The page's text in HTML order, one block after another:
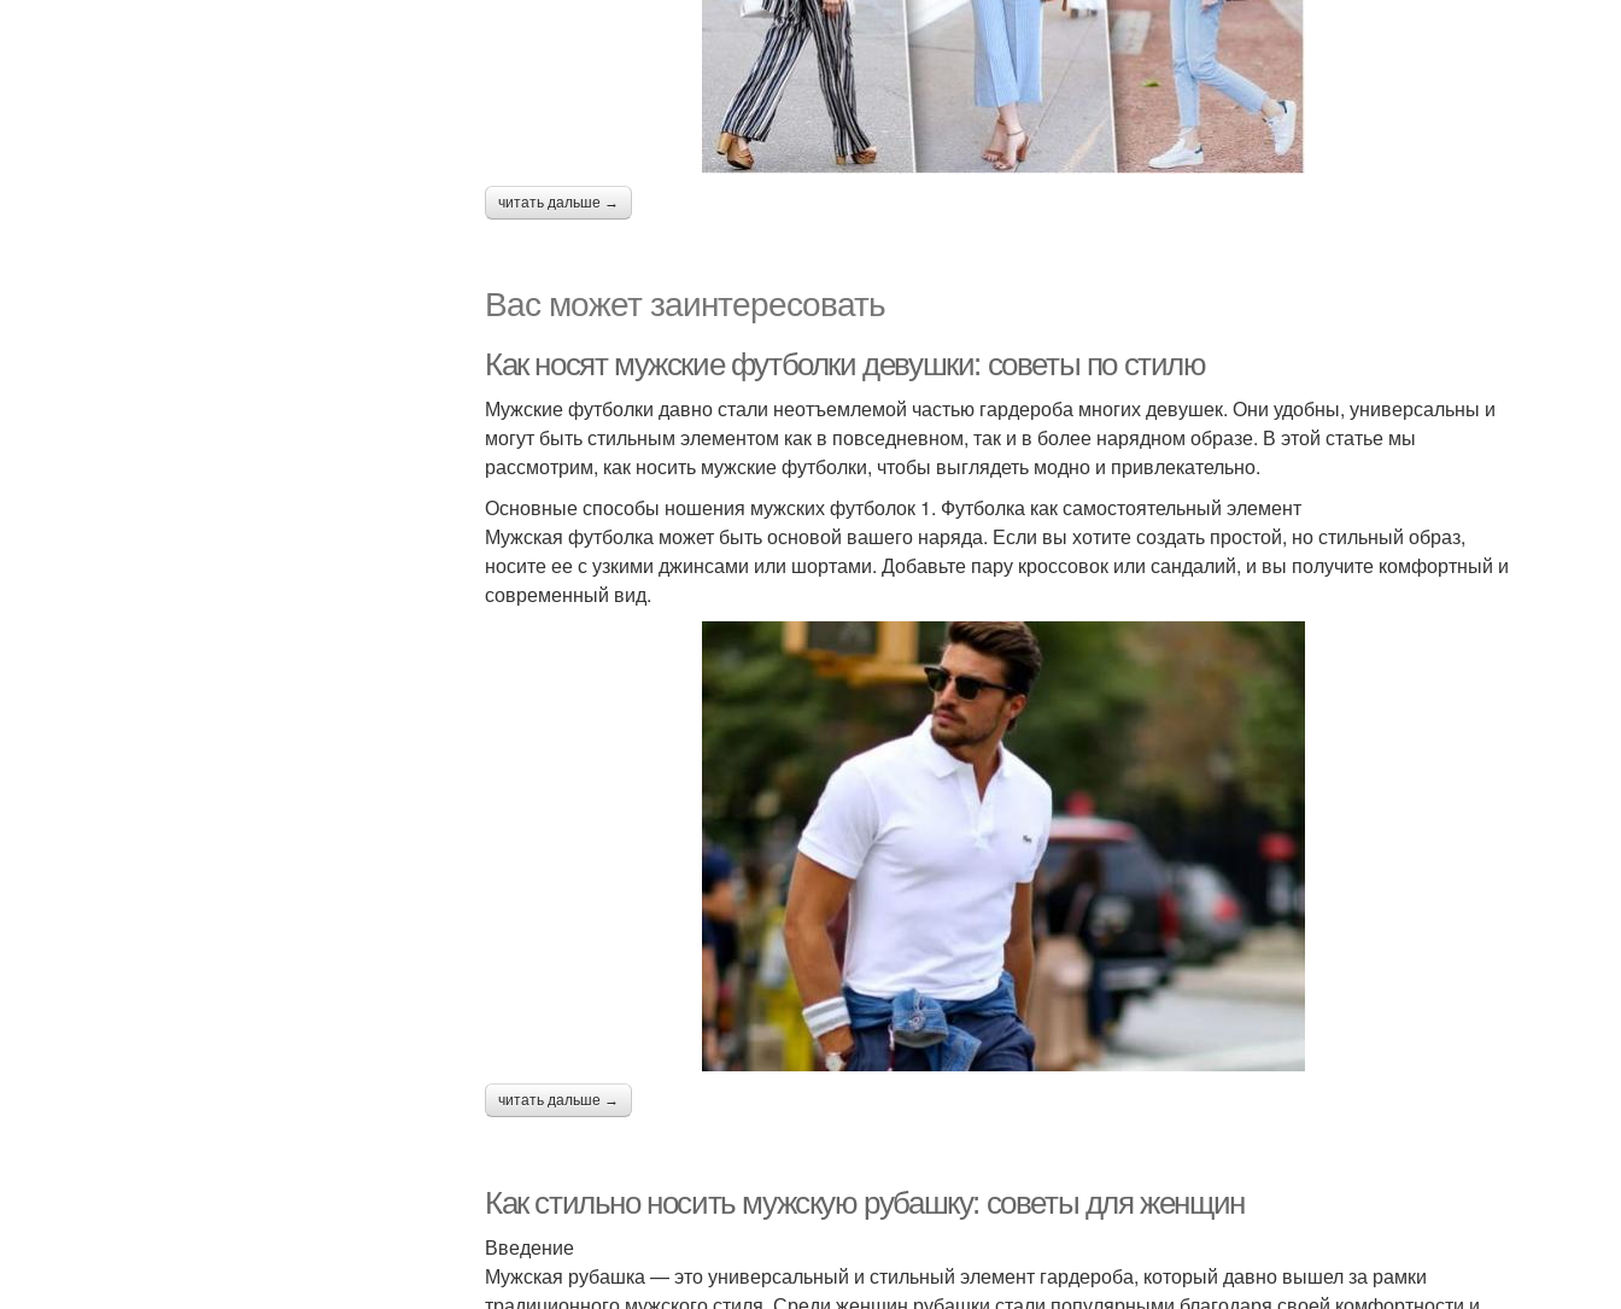
читать дальше →
Вас может заинтересовать
Как носят мужские футболки девушки: советы по стилю
Мужские футболки давно стали неотъемлемой частью гардероба многих девушек. Они удобны, универсальны и
могут быть стильным элементом как в повседневном, так и в более нарядном образе. В этой статье мы
рассмотрим, как носить мужские футболки, чтобы выглядеть модно и привлекательно.
Основные способы ношения мужских футболок 1. Футболка как самостоятельный элемент
Мужская футболка может быть основой вашего наряда. Если вы хотите создать простой, но стильный образ,
носите ее с узкими джинсами или шортами. Добавьте пару кроссовок или сандалий, и вы получите комфортный и
современный вид.
читать дальше →
Как стильно носить мужскую рубашку: советы для женщин
Введение
Мужская рубашка — это универсальный и стильный элемент гардероба, который давно вышел за рамки